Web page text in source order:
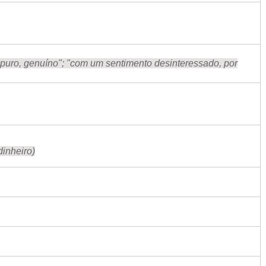
genuíno"; "com um sentimento desinteressado, por